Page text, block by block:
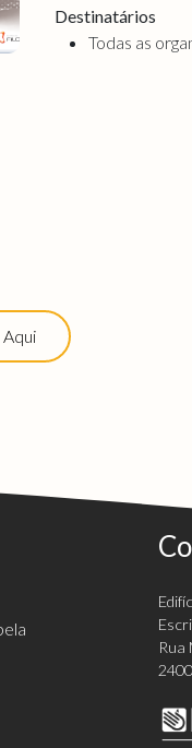
Destinatários
Todas as
Aqui
Rua